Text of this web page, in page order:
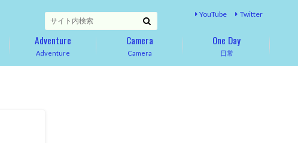
YouTube Twitter
Adventure
Adventure
Camera
Camera
日常
One Day